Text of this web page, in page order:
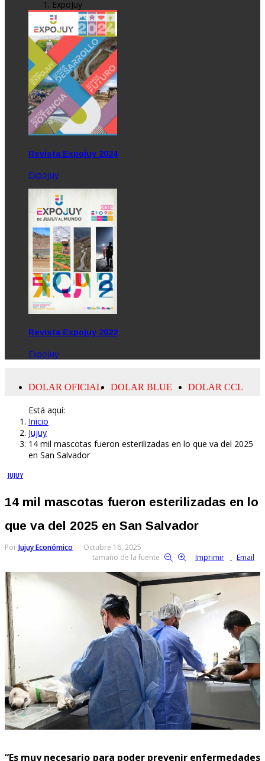
ExpoJuy
Revista Expojuy 2024
ExpoJuy
Revista Expojuy 2022
ExpoJuy
Está aquí:
Inicio
Jujuy
14 mil mascotas fueron esterilizadas en lo que va del 2025
en San Salvador
JUJUY
14 mil mascotas fueron esterilizadas en lo
que va del 2025 en San Salvador
PorJujuy Económico
Octubre 16, 2025
tamaño de la fuente
Imprimir Email
“Es muy necesario para poder prevenir enfermedades